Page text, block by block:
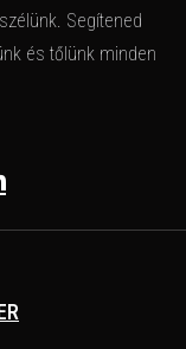
Segítened
és tőlünk minden